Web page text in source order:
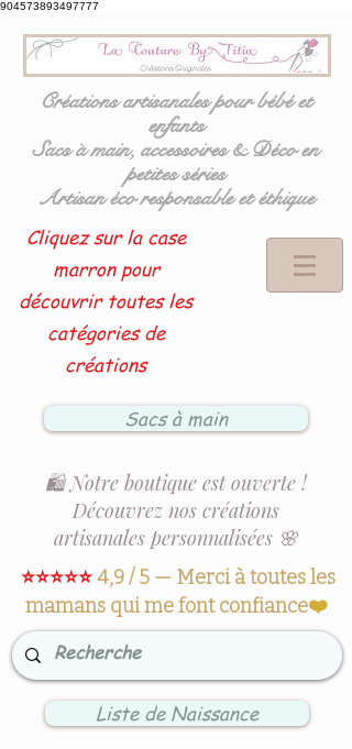
904573893497777
Créations artisanales pour bébé et
enfants
Sacs à main, accessoires & Déco en
petites séries
Artisan éco responsable et éthique
Cliquez sur la case
marron pour
découvrir toutes les
catégories de
créations
Sacs à main
🛍️ Notre boutique est ouverte !
Découvrez nos créations
artisanales personnalisées 🌸
⭐⭐⭐⭐⭐4,9 / 5 — Merci à toutes les
mamans qui me font confiance❤️
Liste de Naissance